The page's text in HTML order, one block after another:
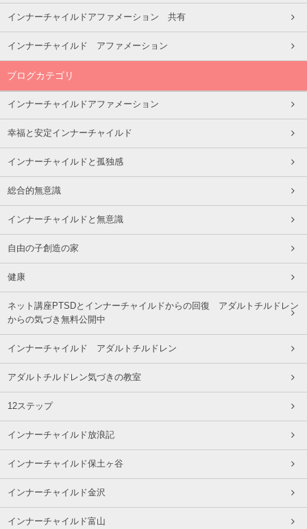
インナーチャイルドアファメーション 共有
インナーチャイルド アファメーション
ブログカテゴリ
インナーチャイルドアファメーション
幸福と安定インナーチャイルド
インナーチャイルドと孤独感
総合的無意識
インナーチャイルドと無意識
自由の子創造の家
健康
ネット講座PTSDとインナーチャイルドからの回復 アダルトチルドレン
からの気づき無料公開中
インナーチャイルド アダルトチルドレン
アダルトチルドレン気づきの教室
12ステップ
インナーチャイルド放浪記
インナーチャイルド保土ヶ谷
インナーチャイルド金沢
インナーチャイルド富山